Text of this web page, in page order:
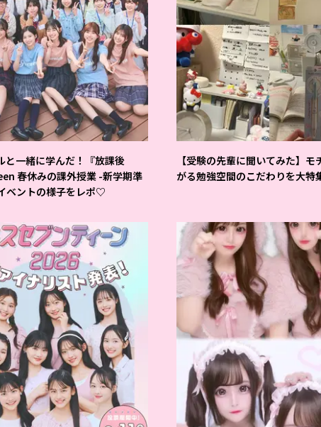
と一緒に学んだ！『放課後
春休みの課外授業 -新学期準
ベントの様子をレポ♡
【受験の先輩に聞いてみた】モ
がる勉強空間のこだわりを大